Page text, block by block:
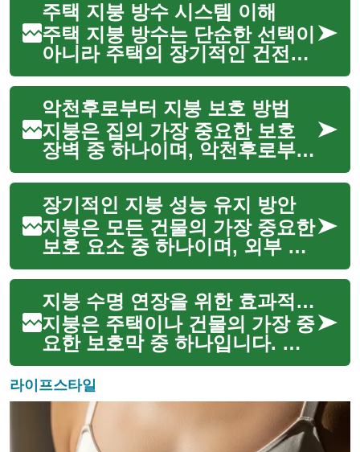
주택 지붕 방수 시스템 이해
주택 지붕 방수는 단순한 선택이
아니라 주택의 장기적인 건전성
과 거주자의 편안함을 위해 필수
적인 요소입니다. 외부 환경으로
부터 주택 내부를 보호하는 최전
선 역할을 하며, 비, 눈, 바람 등
다양한 기후 조건에 ...
악천후로부터 지붕 보호 방법
지붕은 집의 가장 중요한 보호
장벽 중 하나이며, 악천후로부터
내부를 안전하게 지키는 핵심적
인 역할을 합니다. 비, 눈, 강풍,
그리고 자외선은 시간이 지남에
따라 지붕에 심각한 손상을 줄
수 있으며, 이는 누...
장기적인 지붕 성능 유지 방안
지붕은 모든 건물의 가장 중요한
보호 요소 중 하나이며, 외부 환
경으로부터 내부를 안전하게 지
키는 역할을 합니다. 지붕의 수
명과 효율성은 적절한 유지보수
와 특히 방수 처리에 달려 있습
니다. 효과적인 지붕 방수는...
지붕 수명 연장을 위한 효과적인 방법
지붕은 주택이나 건물의 가장 중
요한 보호막 중 하나입니다. 끊
임없이 비, 눈, 바람, 햇빛 등 다
양한 기상 조건에 노출되기 때문
에 시간이 지남에 따라 손상되기
쉽습니다. 지붕의 수명을 효과적
으로 연장하고 건물의...
라이프스타일